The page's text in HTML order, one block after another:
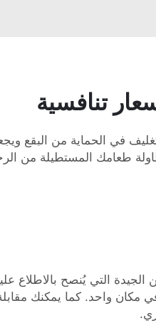
تنافسية
في الحماية من البقع
التي يُنصح بالاطلاع
مكان واحد. كما يمكنك